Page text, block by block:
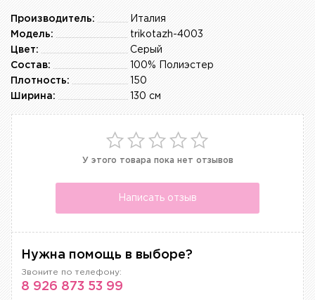
Италия
Производитель:
trikotazh-4003
Модель:
Серый
Цвет:
100% Полиэстер
Состав:
150
Плотность:
130 см
Ширина:
У этого товара пока нет отзывов
Написать отзыв
Нужна помощь в выборе?
Звоните по телефону:
8 926 873 53 99